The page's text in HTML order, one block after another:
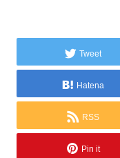
Tweet
Hatena
RSS
Pin it